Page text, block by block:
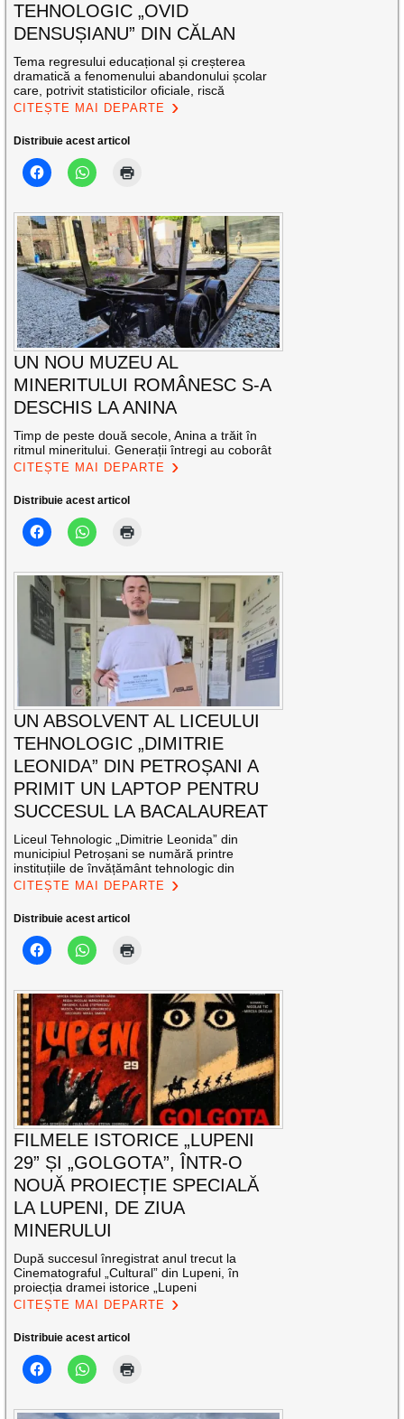
TEHNOLOGIC „OVID
DENSUȘIANU” DIN CĂLAN
Tema regresului educațional și creșterea
dramatică a fenomenului abandonului școlar
care, potrivit statisticilor oficiale, riscă
CITEȘTE MAI DEPARTE
Distribuie acest articol
UN NOU MUZEU AL
MINERITULUI ROMÂNESC S-A
DESCHIS LA ANINA
Timp de peste două secole, Anina a trăit în
ritmul mineritului. Generații întregi au coborât
CITEȘTE MAI DEPARTE
Distribuie acest articol
UN ABSOLVENT AL LICEULUI
TEHNOLOGIC „DIMITRIE
LEONIDA” DIN PETROȘANI A
PRIMIT UN LAPTOP PENTRU
SUCCESUL LA BACALAUREAT
Liceul Tehnologic „Dimitrie Leonida” din
municipiul Petroșani se numără printre
instituțiile de învățământ tehnologic din
CITEȘTE MAI DEPARTE
Distribuie acest articol
FILMELE ISTORICE „LUPENI
29” ȘI „GOLGOTA”, ÎNTR-O
NOUĂ PROIECȚIE SPECIALĂ
LA LUPENI, DE ZIUA
MINERULUI
După succesul înregistrat anul trecut la
Cinematograful „Cultural” din Lupeni, în
proiecția dramei istorice „Lupeni
CITEȘTE MAI DEPARTE
Distribuie acest articol